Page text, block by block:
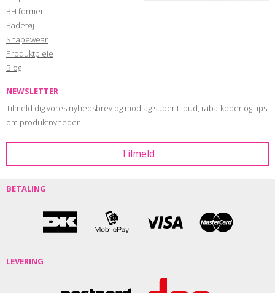
BH former
Badetøj
Shapewear
Produktpleje
Blog
NEWSLETTER
Tilmeld dig vores nyhedsbrev og modtag super tilbud, rabatkoder og tips
om produktnyheder.
BETALING
LEVERING